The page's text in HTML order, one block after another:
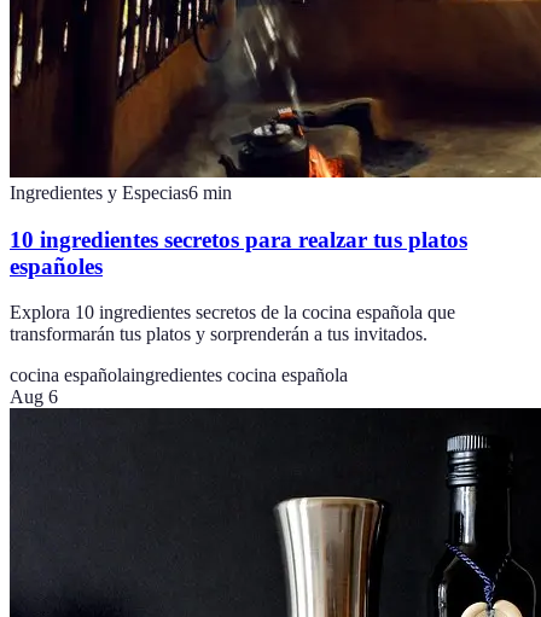
Ingredientes y Especias6 min
10 ingredientes secretos para realzar tus platos
españoles
Explora 10 ingredientes secretos de la cocina española que
transformarán tus platos y sorprenderán a tus invitados.
cocina españolaingredientes cocina española
Aug 6